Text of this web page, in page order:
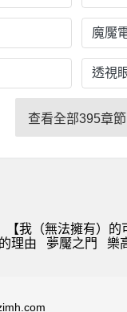
魔魘
透視
查看全部395章節
【我（無法擁有）的
理由 夢魘之門 樂